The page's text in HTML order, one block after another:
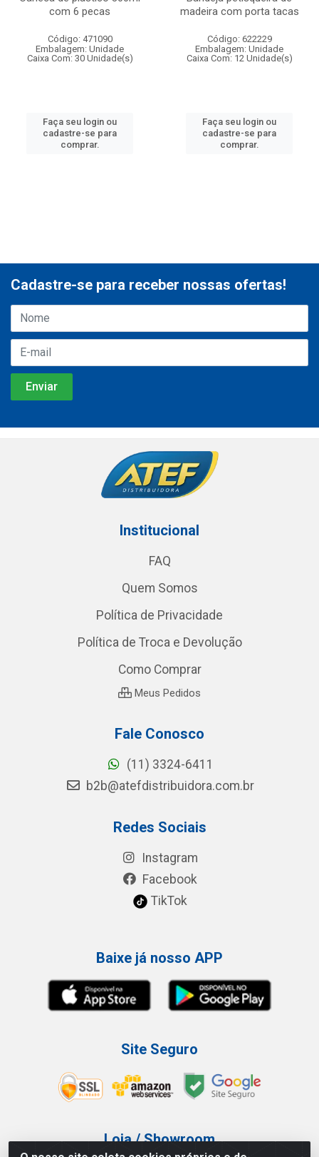
com 6 pecas
Código: 471090
Embalagem: Unidade
Caixa Com: 30 Unidade(s)
Faça seu login ou
cadastre-se para
comprar.
madeira com porta tacas
Código: 622229
Embalagem: Unidade
Caixa Com: 12 Unidade(s)
Faça seu login ou
cadastre-se para
comprar.
Cadastre-se para receber nossas ofertas!
Institucional
FAQ
Quem Somos
Política de Privacidade
Política de Troca e Devolução
Como Comprar
Meus Pedidos
Fale Conosco
(11) 3324-6411
b2b@atefdistribuidora.com.br
Redes Sociais
Instagram
Facebook
TikTok
Baixe já nosso APP
Site Seguro
Loja / Showroom